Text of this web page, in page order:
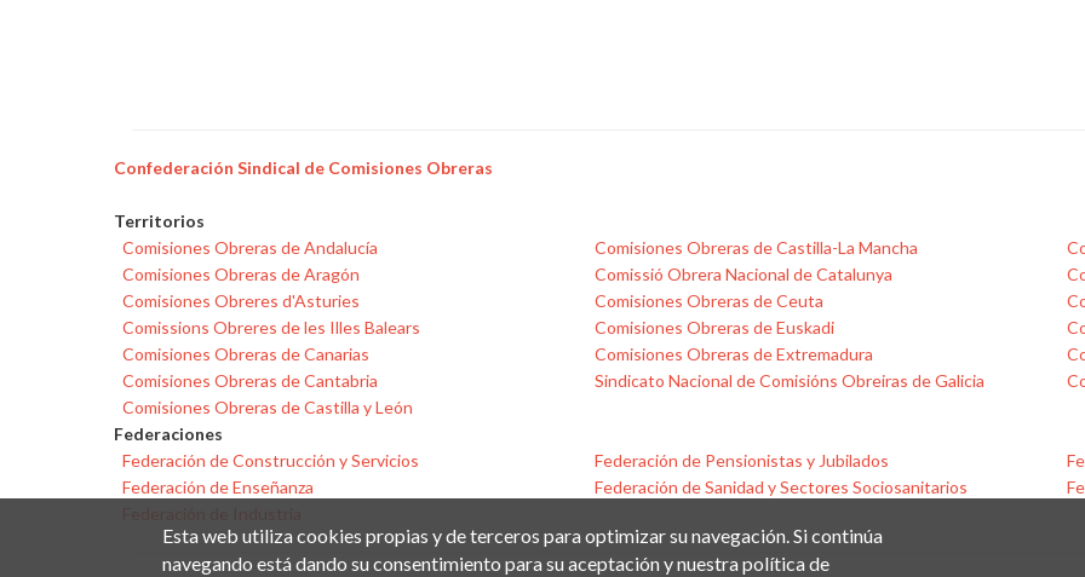
Confederación Sindical de Comisiones Obreras
Territorios
Comisiones Obreras de Andalucía
Comisiones Obreras de Aragón
Comisiones Obreres d'Asturies
Comissions Obreres de les Illes Balears
Comisiones Obreras de Canarias
Comisiones Obreras de Cantabria
Comisiones Obreras de Castilla y León
Comisiones Obreras de Castilla-La Mancha
Comissió Obrera Nacional de Catalunya
Comisiones Obreras de Ceuta
Comisiones Obreras de Euskadi
Comisiones Obreras de Extremadura
Sindicato Nacional de Comisións Obreiras de Galicia
Federaciones
Federación de Construcción y Servicios
Federación de Enseñanza
Federación de Pensionistas y Jubilados
Federación de Sanidad y Sectores Sociosanitarios
Esta web utiliza cookies propias y de terceros para optimizar su navegación. Si continúa
navegando está dando su consentimiento para su aceptación y nuestra política de